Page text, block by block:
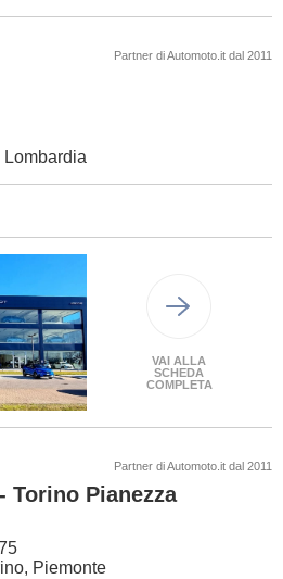
Partner di Automoto.it dal 2011
Lombardia
VAI ALLA
SCHEDA
COMPLETA
Partner di Automoto.it dal 2011
Torino Pianezza
Piemonte